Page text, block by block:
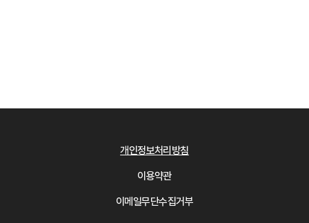
개인정보처리방침
이용약관
이메일무단수집거부